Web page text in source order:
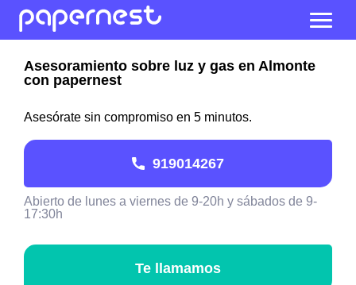
Asesoramiento sobre luz y gas en Almonte
con papernest
Asesórate sin compromiso en 5 minutos.
919014267
Abierto de lunes a viernes de 9-20h y sábados de 9-
17:30h
Te llamamos